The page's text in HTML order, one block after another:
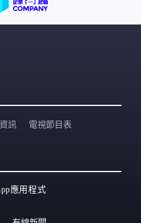
訊 電視節目表
應用程式